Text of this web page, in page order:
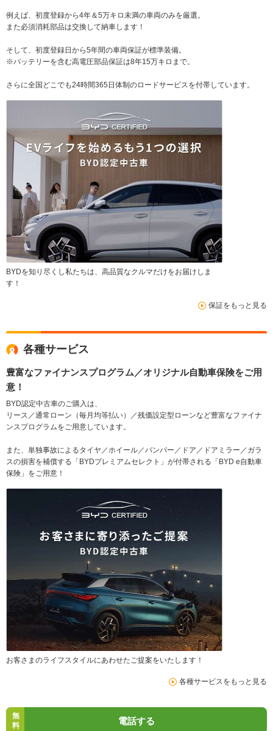
例えば、初度登録から4年＆5万キロ未満の車両のみを厳選。
また必須消耗部品は交換して納車します！
そして、初度登録日から5年間の車両保証が標準装備。
※バッテリーを含む高電圧部品保証は8年15万キロまで。
さらに全国どこでも24時間365日体制のロードサービスを付帯しています。
BYDを知り尽くし私たちは、高品質なクルマだけをお届けしま
す！
保証をもっと見る
各種サービス
豊富なファイナンスプログラム／オリジナル自動車保険をご用
意！
BYD認定中古車のご購入は、
リース／通常ローン（毎月均等払い）／残価設定型ローンなど豊富なファイナ
ンスプログラムをご用意しています。
また、単独事故によるタイヤ／ホイール／バンパー／ドア／ドアミラー／ガラ
スの損害を補償する「BYDプレミアムセレクト」が付帯される「BYD e自動車
保険」をご用意！
お客さまのライフスタイルにあわせたご提案をいたします！
各種サービスをもっと見る
無
料
電話する